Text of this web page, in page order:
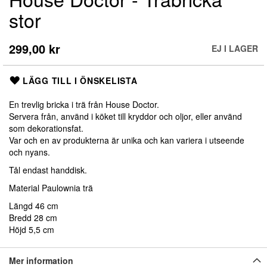
stor
299,00 kr EJ I LAGER
LÄGG TILL I ÖNSKELISTA
En trevlig bricka i trä från House Doctor.
Servera från, använd i köket till kryddor och oljor, eller använd
som dekorationsfat.
Var och en av produkterna är unika och kan variera i utseende
och nyans.
Tål endast handdisk.
Material Paulownia trä
Längd 46 cm
Bredd 28 cm
Höjd 5,5 cm
till
början
av
bildgalleriet
Mer information